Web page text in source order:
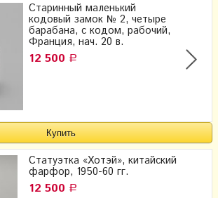
Старинный маленький
кодовый замок № 2, четыре
барабана, с кодом, рабочий,
Франция, нач. 20 в.
12 500 Р
Статуэтка «Хотэй», китайский
фарфор, 1950-60 гг.
12 500 Р